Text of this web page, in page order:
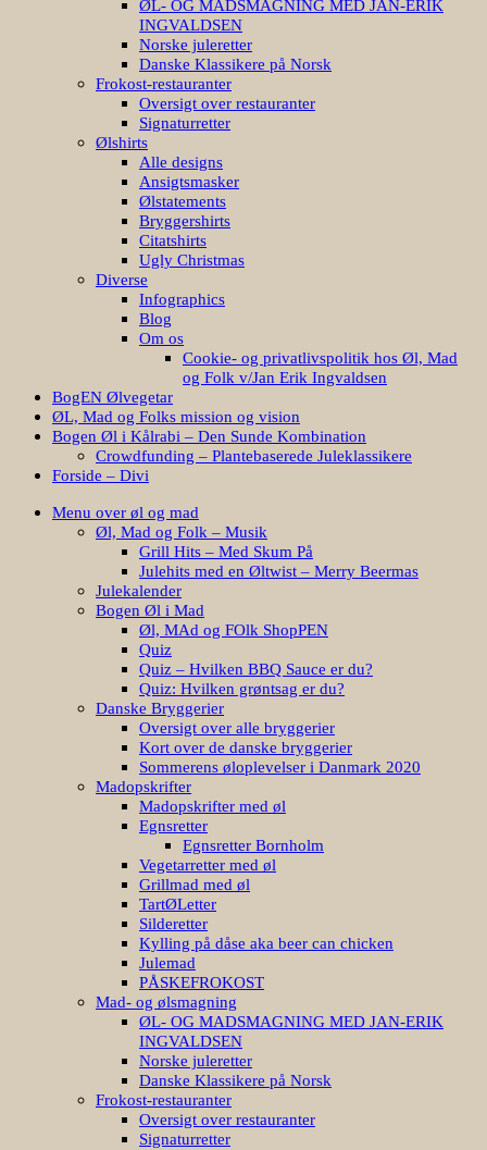
Danske Klassikere på Norsk
Frokost-restauranter
Oversigt over restauranter
Signaturretter
Ølshirts
Alle designs
Ansigtsmasker
Ølstatements
Bryggershirts
Citatshirts
Ugly Christmas
Diverse
Infographics
Blog
Om os
BogEN Ølvegetar
ØL, Mad og Folks mission og vision
Bogen Øl i Kålrabi – Den Sunde Kombination
Crowdfunding – Plantebaserede Juleklassikere
Forside – Divi
Menu over øl og mad
Grill Hits – Med Skum På
Julehits med en Øltwist – Merry Beermas
Julekalender
Bogen Øl i Mad
Øl, MAd og FOlk ShopPEN
Quiz
Quiz – Hvilken BBQ Sauce er du?
Quiz: Hvilken grøntsag er du?
Danske Bryggerier
Oversigt over alle bryggerier
Kort over de danske bryggerier
Sommerens øloplevelser i Danmark 2020
Madopskrifter
Madopskrifter med øl
Egnsretter
Egnsretter Bornholm
Vegetarretter med øl
Grillmad med øl
TartØLetter
Silderetter
Kylling på dåse aka beer can chicken
Julemad
PÅSKEFROKOST
Mad- og ølsmagning
ØL- OG MADSMAGNING MED JAN-ERIK
INGVALDSEN
Norske juleretter
Danske Klassikere på Norsk
Frokost-restauranter
Oversigt over restauranter
Signaturretter
Ølshirts
Alle designs